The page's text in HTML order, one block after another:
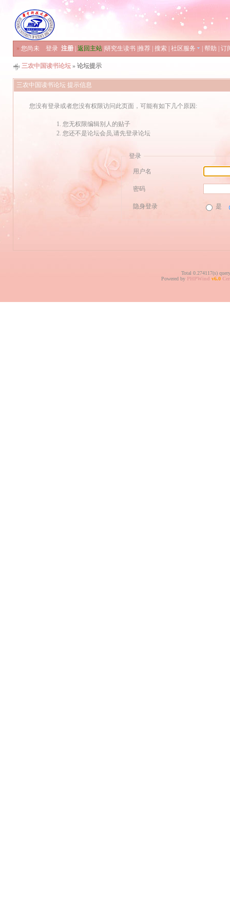
» 您尚未 登录 注册 返回主站 研究生读书 推荐 搜索 社区服务 帮助 订
三农中国读书论坛 » 论坛提示
三农中国读书论坛 提示信息
您没有登录或者您没有权限访问此页面，可能有如下几个原因:
您无权限编辑别人的贴子
您还不是论坛会员,请先登录论坛
登录
用户名
密码
隐身登录 是
Total 0.274117(s)
Powered by PHPWind v6.0